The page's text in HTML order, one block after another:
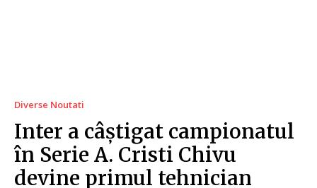
Diverse Noutati
Inter a câștigat campionatul
în Serie A. Cristi Chivu
devine primul tehnician